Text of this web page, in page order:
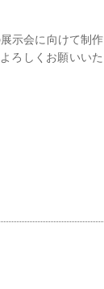
示会に向けて制作
ろしくお願いいた